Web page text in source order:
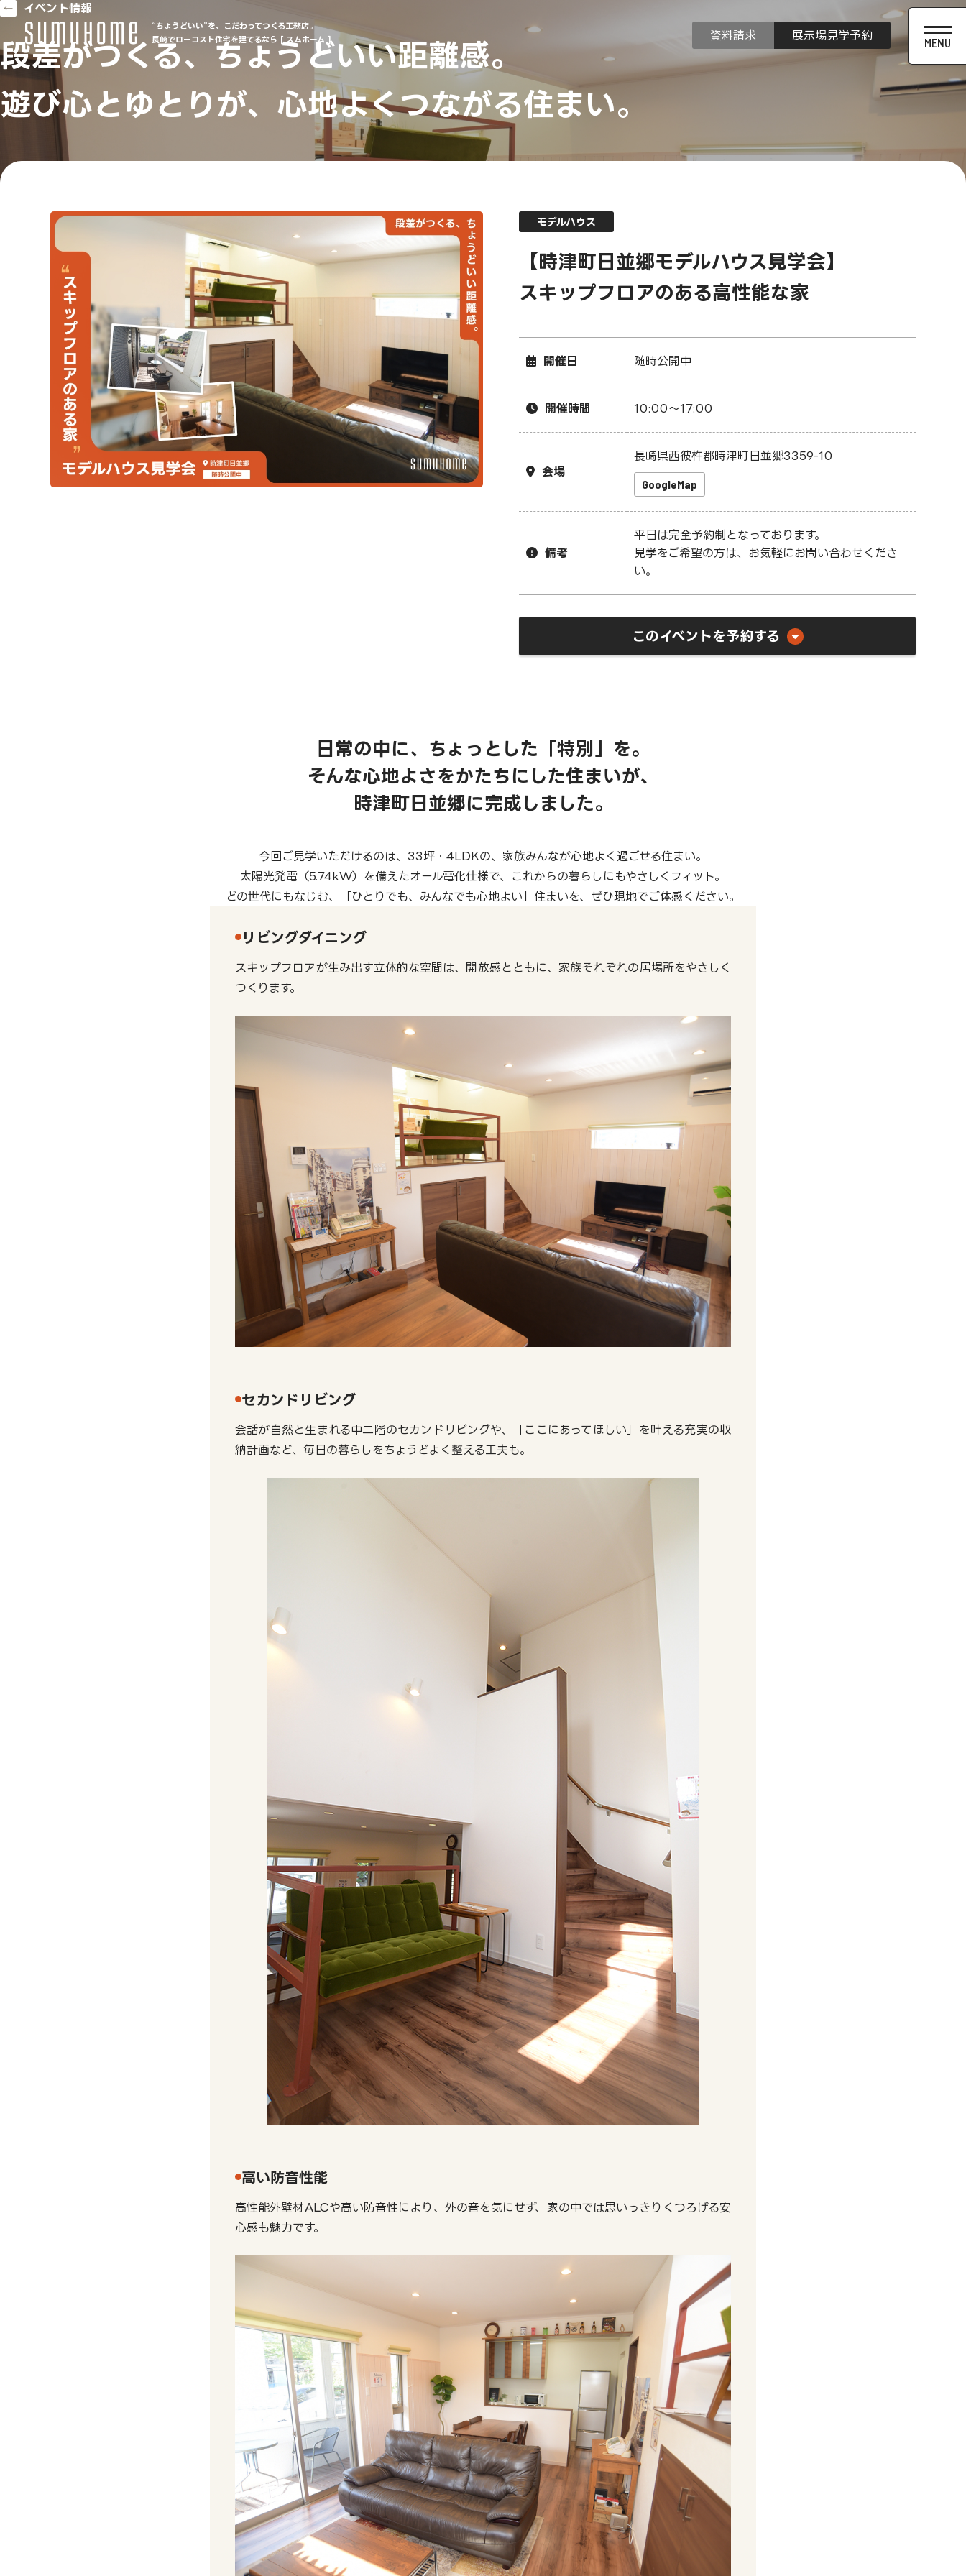
“ちょうどいい”を、こだわってつくる工務店。
長崎でローコスト住宅を建てるなら [ スムホーム ]
資料請求 展示場見学予約
イベント情報
段差がつくる、ちょうどいい距離感。
遊び心とゆとりが、心地よくつながる住まい。
モデルハウス
【時津町日並郷モデルハウス見学会】
スキップフロアのある高性能な家
開催日 随時公開中
開催時間 10:00～17:00
会場
長崎県西彼杵郡時津町日並郷3359-10
GoogleMap
備考
平日は完全予約制となっております。
見学をご希望の方は、お気軽にお問い合わせくださ
い。
このイベントを予約する
日常の中に、ちょっとした「特別」を。
そんな心地よさをかたちにした住まいが、
時津町日並郷に完成しました。
今回ご見学いただけるのは、33坪・4LDKの、家族みんなが心地よく過ごせる住まい。
太陽光発電（5.74kW）を備えたオール電化仕様で、これからの暮らしにもやさしくフィット。
どの世代にもなじむ、「ひとりでも、みんなでも心地よい」住まいを、ぜひ現地でご体感ください。
リビングダイニング
スキップフロアが生み出す立体的な空間は、開放感とともに、家族それぞれの居場所をやさしく
つくります。
セカンドリビング
会話が自然と生まれる中二階のセカンドリビングや、「ここにあってほしい」を叶える充実の収
納計画など、毎日の暮らしをちょうどよく整える工夫も。
高い防音性能
高性能外壁材ALCや高い防音性により、外の音を気にせず、家の中では思いっきりくつろげる安
心感も魅力です。